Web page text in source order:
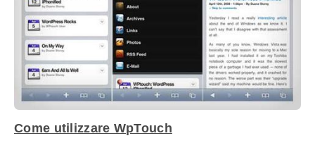
Come utilizzare WpTouch